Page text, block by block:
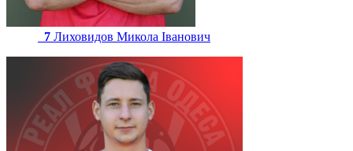
7 Лиховидов Микола Іванович